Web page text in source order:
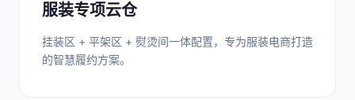
服装专项云仓
挂装区 + 平架区 + 熨烫间一体配置，专为服装电商打造
的智慧履约方案。